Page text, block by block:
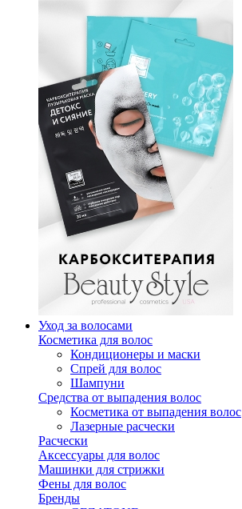
Уход за волосами
Косметика для волос
Кондиционеры и маски
Спрей для волос
Шампуни
Средства от выпадения волос
Косметика от выпадения волос
Лазерные расчески
Расчески
Аксессуары для волос
Машинки для стрижки
Фены для волос
Бренды